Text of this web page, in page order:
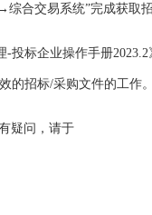
→综合交易系统”完成获
标企业操作手册2023.2
的招标/采购文件的工作
疑问，请于